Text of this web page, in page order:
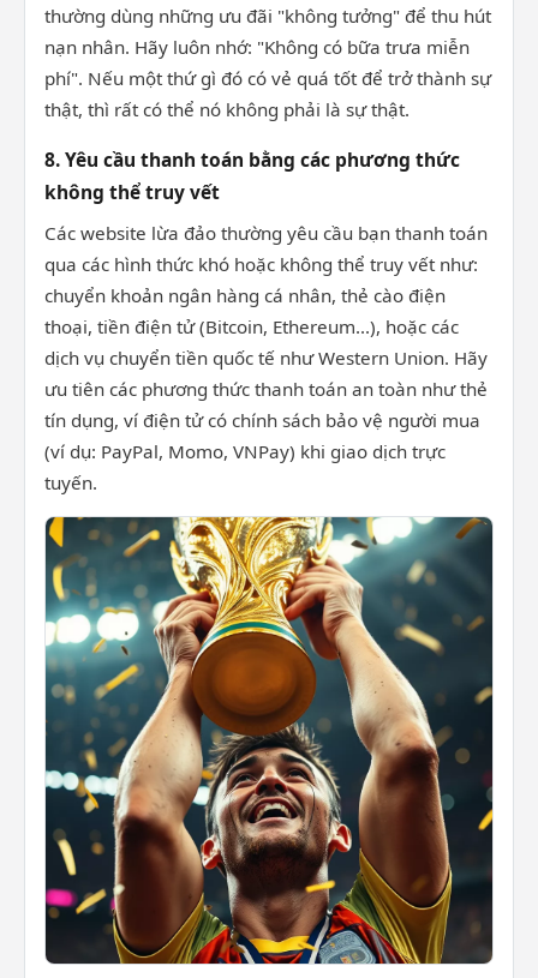
thường dùng những ưu đãi "không tưởng" để thu hút
nạn nhân. Hãy luôn nhớ: "Không có bữa trưa miễn
phí". Nếu một thứ gì đó có vẻ quá tốt để trở thành sự
thật, thì rất có thể nó không phải là sự thật.
8. Yêu cầu thanh toán bằng các phương thức
không thể truy vết
Các website lừa đảo thường yêu cầu bạn thanh toán
qua các hình thức khó hoặc không thể truy vết như:
chuyển khoản ngân hàng cá nhân, thẻ cào điện
thoại, tiền điện tử (Bitcoin, Ethereum...), hoặc các
dịch vụ chuyển tiền quốc tế như Western Union. Hãy
ưu tiên các phương thức thanh toán an toàn như thẻ
tín dụng, ví điện tử có chính sách bảo vệ người mua
(ví dụ: PayPal, Momo, VNPay) khi giao dịch trực
tuyến.